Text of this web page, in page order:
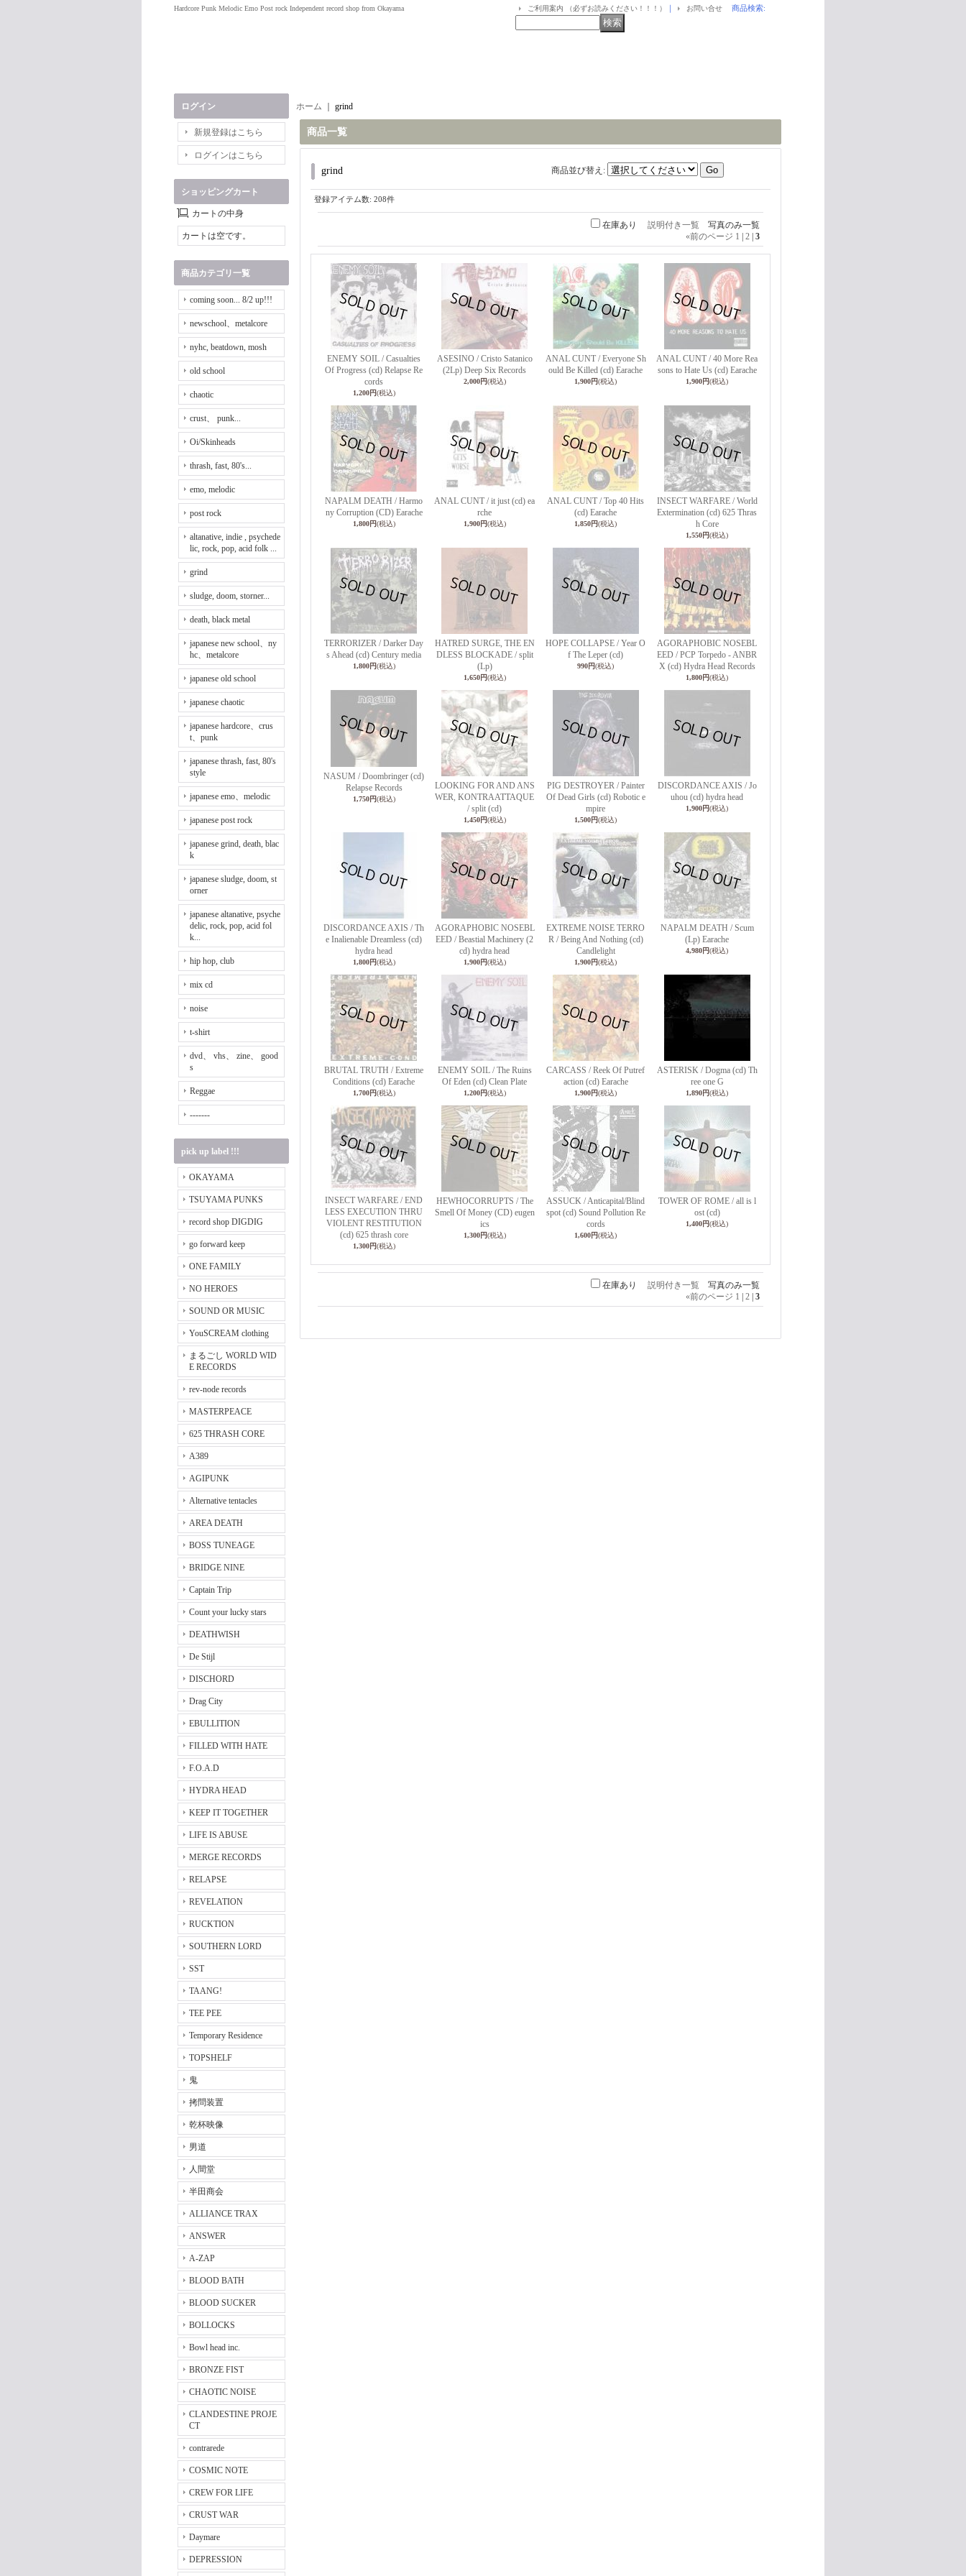
Hardcore Punk Melodic Emo Post rock Independent record shop from Okayama ご利用案内 （必ずお読みください！！！） ｜ お問い合せ 商品検索:
ログイン
新規登録はこちら
ログインはこちら
ショッピングカート
カートの中身
カートは空です。
商品カテゴリ一覧
coming soon... 8/2 up!!!
newschool、metalcore
nyhc, beatdown, mosh
old school
chaotic
crust、 punk...
Oi/Skinheads
thrash, fast, 80's...
emo, melodic
post rock
altanative, indie , psychede
lic, rock, pop, acid folk ...
grind
sludge, doom, storner...
death, black metal
japanese new school、ny
hc、metalcore
japanese old school
japanese chaotic
japanese hardcore、crus
t、punk
japanese thrash, fast, 80's
style
japanese emo、melodic
japanese post rock
japanese grind, death, blac
k
japanese sludge, doom, st
orner
japanese altanative, psyche
delic, rock, pop, acid fol
k...
hip hop, club
mix cd
noise
t-shirt
dvd、 vhs、 zine、 good
s
Reggae
-------
pick up label !!!
OKAYAMA
TSUYAMA PUNKS
record shop DIGDIG
go forward keep
ONE FAMILY
NO HEROES
SOUND OR MUSIC
YouSCREAM clothing
まるごし WORLD WID
E RECORDS
rev-node records
MASTERPEACE
625 THRASH CORE
A389
AGIPUNK
Alternative tentacles
AREA DEATH
BOSS TUNEAGE
BRIDGE NINE
Captain Trip
Count your lucky stars
DEATHWISH
De Stijl
DISCHORD
Drag City
EBULLITION
FILLED WITH HATE
F.O.A.D
HYDRA HEAD
KEEP IT TOGETHER
LIFE IS ABUSE
MERGE RECORDS
RELAPSE
REVELATION
RUCKTION
SOUTHERN LORD
SST
TAANG!
TEE PEE
Temporary Residence
TOPSHELF
鬼
拷問装置
乾杯映像
男道
人間堂
半田商会
ALLIANCE TRAX
ANSWER
A-ZAP
BLOOD BATH
BLOOD SUCKER
BOLLOCKS
Bowl head inc.
BRONZE FIST
CHAOTIC NOISE
CLANDESTINE PROJE
CT
contrarede
COSMIC NOTE
CREW FOR LIFE
CRUST WAR
Daymare
DEPRESSION
ホーム grind
商品一覧
grind 商品並び替え :
登録アイテム数: 208件
在庫あり 説明付き一覧 写真のみ一覧
«前のページ 1 2 3
ENEMY SOIL / Casualties
Of Progress (cd) Relapse Re
cords
1,200円(税込)
ASESINO / Cristo Satanico
(2Lp) Deep Six Records
2,000円(税込)
ANAL CUNT / Everyone Sh
ould Be Killed (cd) Earache
1,900円(税込)
ANAL CUNT / 40 More Rea
sons to Hate Us (cd) Earache
1,900円(税込)
NAPALM DEATH / Harmo
ny Corruption (CD) Earache
1,800円(税込)
ANAL CUNT / it just (cd) ea
rche
1,900円(税込)
ANAL CUNT / Top 40 Hits
(cd) Earache
1,850円(税込)
INSECT WARFARE / World
Extermination (cd) 625 Thras
h Core
1,550円(税込)
TERRORIZER / Darker Day
s Ahead (cd) Century media
1,800円(税込)
HATRED SURGE, THE EN
DLESS BLOCKADE / split
(Lp)
1,650円(税込)
HOPE COLLAPSE / Year O
f The Leper (cd)
990円(税込)
AGORAPHOBIC NOSEBL
EED / PCP Torpedo - ANBR
X (cd) Hydra Head Records
1,800円(税込)
NASUM / Doombringer (cd)
Relapse Records
1,750円(税込)
LOOKING FOR AND ANS
WER, KONTRAATTAQUE
/ split (cd)
1,450円(税込)
PIG DESTROYER / Painter
Of Dead Girls (cd) Robotic e
mpire
1,500円(税込)
DISCORDANCE AXIS / Jo
uhou (cd) hydra head
1,900円(税込)
DISCORDANCE AXIS / Th
e Inalienable Dreamless (cd)
hydra head
1,800円(税込)
AGORAPHOBIC NOSEBL
EED / Beastial Machinery (2
cd) hydra head
1,900円(税込)
EXTREME NOISE TERRO
R / Being And Nothing (cd)
Candlelight
1,900円(税込)
NAPALM DEATH / Scum
(Lp) Earache
4,980円(税込)
BRUTAL TRUTH / Extreme
Conditions (cd) Earache
1,700円(税込)
ENEMY SOIL / The Ruins
Of Eden (cd) Clean Plate
1,200円(税込)
CARCASS / Reek Of Putref
action (cd) Earache
1,900円(税込)
ASTERISK / Dogma (cd) Th
ree one G
1,890円(税込)
INSECT WARFARE / END
LESS EXECUTION THRU
VIOLENT RESTITUTION
(cd) 625 thrash core
1,300円(税込)
HEWHOCORRUPTS / The
Smell Of Money (CD) eugen
ics
1,300円(税込)
ASSUCK / Anticapital/Blind
spot (cd) Sound Pollution Re
cords
1,600円(税込)
TOWER OF ROME / all is l
ost (cd)
1,400円(税込)
在庫あり 説明付き一覧 写真のみ一覧
«前のページ 1 2 3